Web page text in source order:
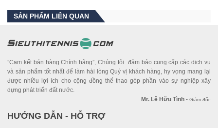
SẢN PHẨM LIÊN QUAN
”Cam kết bán hàng Chính hãng”, Chúng tôi đảm bảo cung cấp các dịch vụ
và sản phẩm tốt nhất để làm hài lòng Quý vị khách hàng, hy vọng mang lại
được nhiều lợi ích cho cộng đồng thể thao góp phần vào sự nghiệp xây
dựng phát triển đất nước.
Mr. Lê Hữu Tình - Giám đốc
HƯỚNG DẪN - HỖ TRỢ